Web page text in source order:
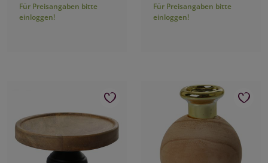
Für Preisangaben bitte
einloggen!
Für Preisangaben bitte
einloggen!